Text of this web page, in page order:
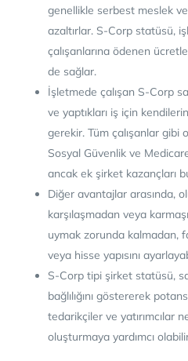
genellikle serbest meslek
azaltırlar. S-Corp statüsü,
çalışanlarına ödenen
de sağlar.
İşletmede çalışan S-Corp
ve yaptıkları iş için
gerekir. Tüm çalışanlar gibi
Sosyal Güvenlik ve
ancak ek şirket kazançları
Diğer avantajlar arasında,
karşılaşmadan veya
uymak zorunda kalmadan,
veya hisse yapısını
S-Corp tipi şirket statüsü,
bağlılığını göstererek
tedarikçiler ve yatırımcılar
oluşturmaya yardımcı